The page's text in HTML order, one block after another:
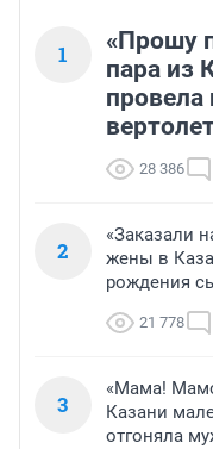
1
«Прошу
пара из
провела
28 386
2
«Заказали
жены в
рождения
21 778
3
«Мама!
Казани
отгоняла